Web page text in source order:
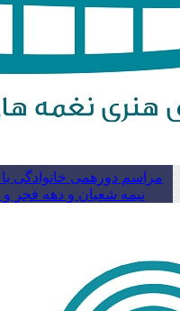
مراسم دورهمی خانوادگی
نیمه شعبان و دهه فجر